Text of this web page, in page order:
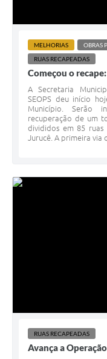
MELHORIAS
OBRAS
RUAS RECAPEADAS
Começou o
A Secretaria
SEOPS deu início
Município. Serão
recuperação de um
divididos em 85
Jurucê. A primeira via
RUAS RECAPEADAS
Avança a